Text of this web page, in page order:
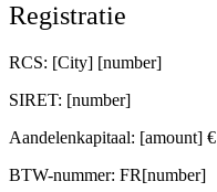
Registratie
RCS: [City] [number]
SIRET: [number]
Aandelenkapitaal: [amount] €
BTW-nummer: FR[number]